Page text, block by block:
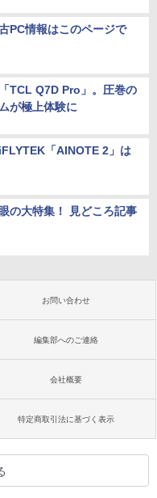
PC情報はこのページで
TCL Q7D Pro」。圧巻の
が極上体験に
「AINOTE 2」は
の大特集！ 見どころ記事
お問い合わせ
編集部へのご連絡
会社概要
特定商取引法に基づく表示